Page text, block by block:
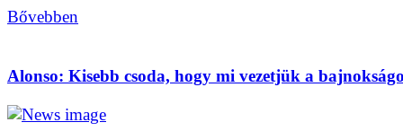
Bővebben
Alonso: Kisebb csoda, hogy mi vezetjük a